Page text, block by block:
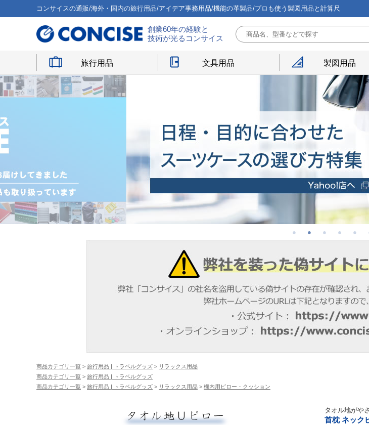
コンサイスの通販/海外・国内の旅行用品/アイデア事務用品/機能の革製品/プロも使う製図用品と計算尺
創業60年の経験と
技術が光るコンサイス
旅行用品 文具用品 製図用品
商品カテゴリ一覧 > 旅行用品 | トラベルグッズ > リラックス用品
商品カテゴリ一覧 > 旅行用品 | トラベルグッズ
商品カテゴリ一覧 > 旅行用品 | トラベルグッズ > リラックス用品 > 機内用ピロー・クッション
タオル地がや
首枕 ネック